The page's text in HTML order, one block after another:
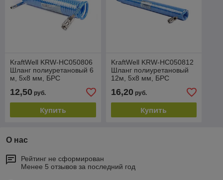
KraftWell KRW-HC050806
Шланг полиуретановый 6
м, 5х8 мм, БРС
12,50 руб.
Купить
KraftWell KRW-HC050812
Шланг полиуретановый
12м, 5х8 мм, БРС
16,20руб.
Купить
О нас
Рейтинг не сформирован
Менее 5 отзывов за последний год